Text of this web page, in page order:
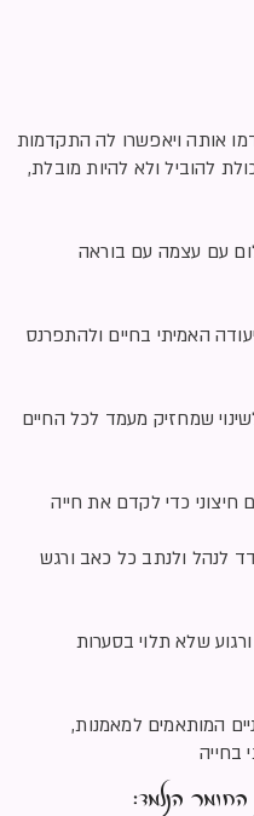
אותה ויאפשרו לה התקדמות
להוביל ולא להיות מובלת,
עם עצמה עם בוראה
האמיתי בחיים ולהתפרנס
שמחזיק מעמד לכל החיים
חיצוני כדי לקדם את חייה
לנהל ולנתב כל כאב ורגש
שלא תלוי בסערות
המותאמים למאמנות,
בחייה